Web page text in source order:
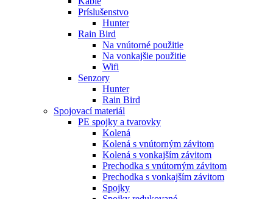
Príslušenstvo
Hunter
Rain Bird
Na vnútorné použitie
Na vonkajšie použitie
Wifi
Senzory
Hunter
Rain Bird
Spojovací materiál
PE spojky a tvarovky
Kolená
Kolená s vnútorným závitom
Kolená s vonkajším závitom
Prechodka s vnútorným závitom
Prechodka s vonkajším závitom
Spojky